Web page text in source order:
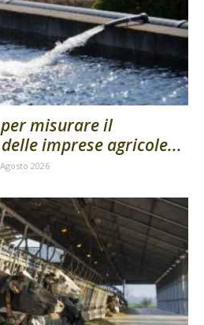
misurare il
imprese agricole...
2026